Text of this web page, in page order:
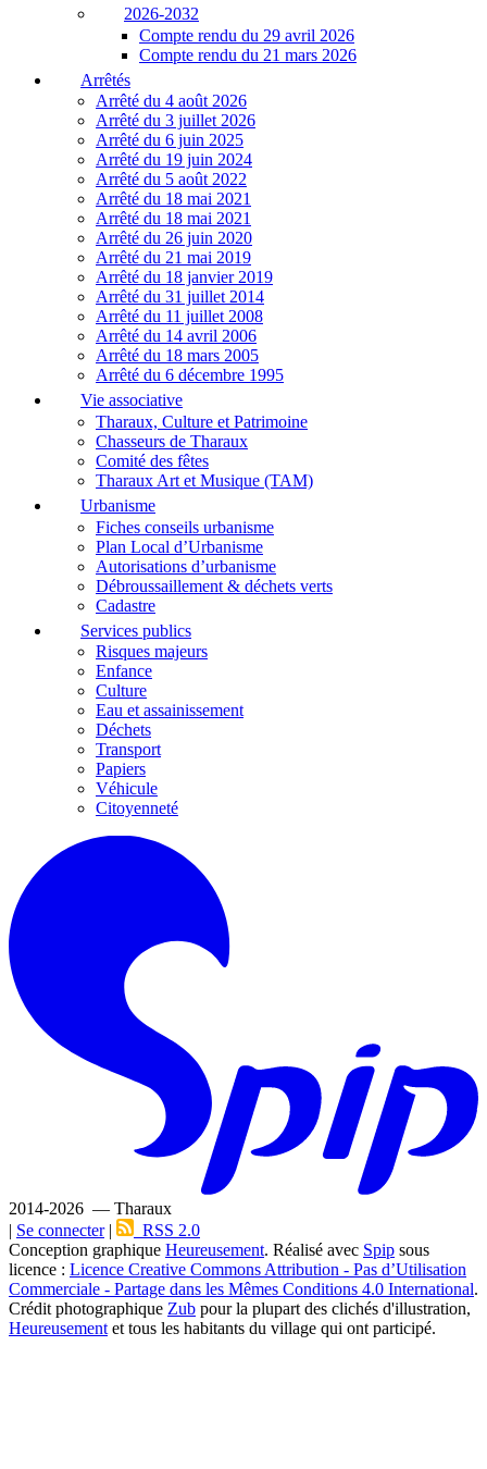
2026-2032
Compte rendu du 29 avril 2026
Compte rendu du 21 mars 2026
Arrêtés
Arrêté du 4 août 2026
Arrêté du 3 juillet 2026
Arrêté du 6 juin 2025
Arrêté du 19 juin 2024
Arrêté du 5 août 2022
Arrêté du 18 mai 2021
Arrêté du 18 mai 2021
Arrêté du 26 juin 2020
Arrêté du 21 mai 2019
Arrêté du 18 janvier 2019
Arrêté du 31 juillet 2014
Arrêté du 11 juillet 2008
Arrêté du 14 avril 2006
Arrêté du 18 mars 2005
Arrêté du 6 décembre 1995
Vie associative
Tharaux, Culture et Patrimoine
Chasseurs de Tharaux
Comité des fêtes
Tharaux Art et Musique (TAM)
Urbanisme
Fiches conseils urbanisme
Plan Local d’Urbanisme
Autorisations d’urbanisme
Débroussaillement & déchets verts
Cadastre
Services publics
Risques majeurs
Enfance
Culture
Eau et assainissement
Déchets
Transport
Papiers
Véhicule
Citoyenneté
2014-2026 — Tharaux
| Se connecter|
RSS 2.0
Conception graphique Heureusement. Réalisé avec Spip sous
licence : Licence Creative Commons Attribution - Pas d’Utilisation
Commerciale - Partage dans les Mêmes Conditions 4.0 International.
Crédit photographique Zub pour la plupart des clichés d'illustration,
Heureusement et tous les habitants du village qui ont participé.